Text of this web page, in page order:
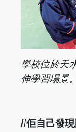
學校位於天
伸學習場景。
//佢自己發